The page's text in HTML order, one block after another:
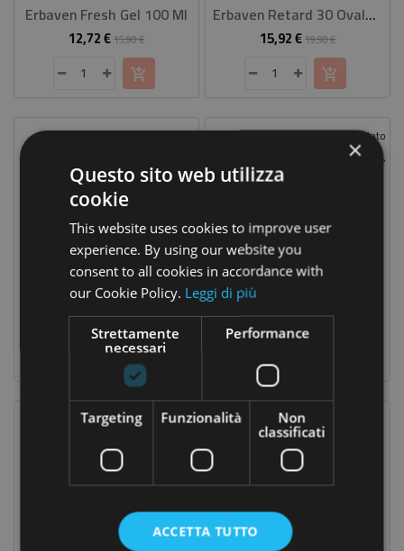
Erbaven Fresh Gel 100 Ml
12,72 €Prezzo
base
15,90 €Prezzo
Erbaven Retard 30 Ovalette
15,92 €Prezzo
base
19,90 €Prezzo
Prezzo Scontato
Erbaven 16 Pocket Drink
14,32 €Prezzo
base
Prezzo
-10%
Prezzo Scontato
17,24 €Prezzo
base
×
Questo sito web utilizza
cookie
This website uses cookies to improve user
experience. By using our website you
consent to all cookies in accordance with
our Cookie Policy. Leggi di più
Strettamente
necessari
Performance
Targeting Funzionalità
Non
classificati
ACCETTA TUTTO